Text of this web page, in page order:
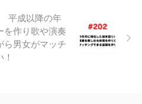
平成以降の年
を作り歌や演奏
ら男女がマッチ